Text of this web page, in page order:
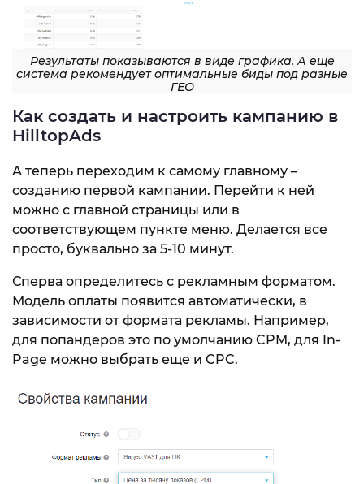
Результаты показываются в виде графика. А еще
система рекомендует оптимальные биды под разные
ГЕО
Как создать и настроить кампанию в
HilltopAds
А теперь переходим к самому главному –
созданию первой кампании. Перейти к ней
можно с главной страницы или в
соответствующем пункте меню. Делается все
просто, буквально за 5-10 минут.
Сперва определитесь с рекламным форматом.
Модель оплаты появится автоматически, в
зависимости от формата рекламы. Например,
для попандеров это по умолчанию CPM, для In-
Page можно выбрать еще и CPC.